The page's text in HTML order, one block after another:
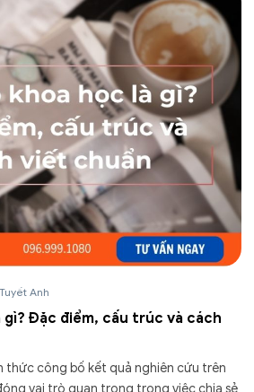
Anh
gì? Đặc điểm, cấu trúc và cách
thức công bố kết quả nghiên cứu trên